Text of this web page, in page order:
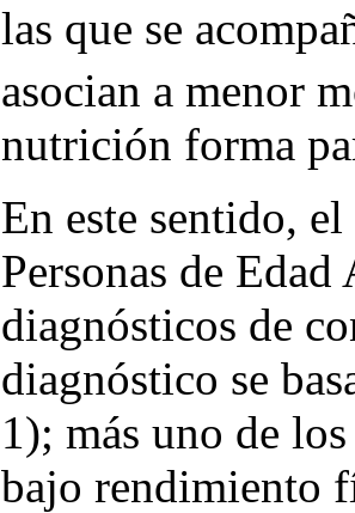
las que se
asocian a menor
nutrición forma
En este sentido,
Personas de
diagnósticos de
diagnóstico se
1); más uno de
bajo rendimiento